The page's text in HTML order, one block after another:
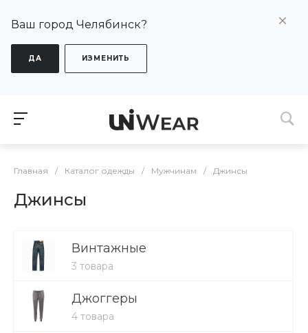
Ваш город Челябинск?
ДА ИЗМЕНИТЬ
Главная / Каталог одежды / Мужчинам / Джинсы
Джинсы
Винтажные
3 товара
Джоггеры
4 товара